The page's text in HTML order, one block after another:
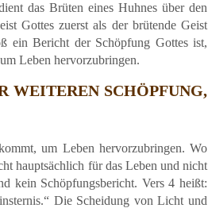
das Brüten eines Huhnes über den
Gottes zuerst als der brütende Geist
ein Bericht der Schöpfung Gottes ist,
Leben hervorzubringen.
WEITEREN SCHÖPFUNG,
um Leben hervorzubringen. Wo
hauptsächlich für das Leben und nicht
kein Schöpfungsbericht. Vers 4 heißt:
Die Scheidung von Licht und